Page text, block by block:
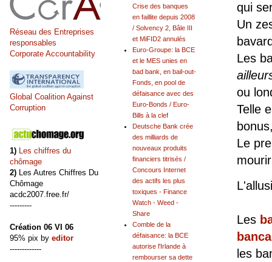
qui
Un
Les
ou
Telle
Le
Les
les
Crise des banques
en faillite depuis 2008
/ Solvency 2, Bâle III
et MiFID2 annulés
Euro-Groupe: la BCE
et le MES unies en
bad bank, en bail-out-
Fonds, en pool de
défaisance avec des
Euro-Bonds / Euro-
Bills à la clef
Deutsche Bank crée
des milliards de
nouveaux produits
financiers titrisés /
Concours Internet
des actifs les plus
toxiques - Finance
Watch - Weed -
Share
Comble de la
défaisance: la BCE
autorise l'Irlande à
rembourser sa dette
Réseau des Entreprises
responsables
Corporate Accountability
Global Coalition Against
Corruption
1) Les chiffres du
chômage
2) Les Autres Chiffres Du
Chômage
acdc2007.free.fr/
---------
Création 06 VI 06
95% pix by editor
-------------